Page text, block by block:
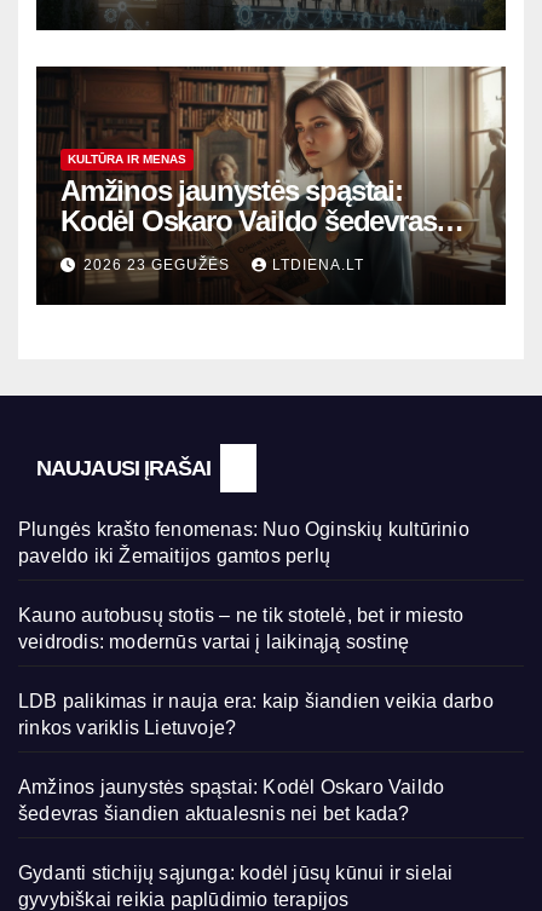
KULTŪRA IR MENAS
Amžinos jaunystės spąstai:
Kodėl Oskaro Vaildo šedevras
šiandien aktualesnis nei bet
kada?
2026 23 GEGUŽĖS LTDIENA.LT
NAUJAUSI ĮRAŠAI
Plungės krašto fenomenas: Nuo Oginskių kultūrinio
paveldo iki Žemaitijos gamtos perlų
Kauno autobusų stotis – ne tik stotelė, bet ir miesto
veidrodis: modernūs vartai į laikinąją sostinę
LDB palikimas ir nauja era: kaip šiandien veikia darbo
rinkos variklis Lietuvoje?
Amžinos jaunystės spąstai: Kodėl Oskaro Vaildo
šedevras šiandien aktualesnis nei bet kada?
Gydanti stichijų sąjunga: kodėl jūsų kūnui ir sielai
gyvybiškai reikia paplūdimio terapijos